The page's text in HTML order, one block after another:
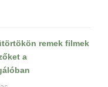
remek filmek
a